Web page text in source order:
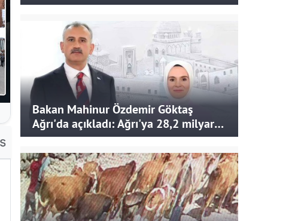
Bakan Mahinur Özdemir Göktaş
Ağrı'da açıkladı: Ağrı'ya 28,2 milyar
liralık yatırım ve destek sağlandı